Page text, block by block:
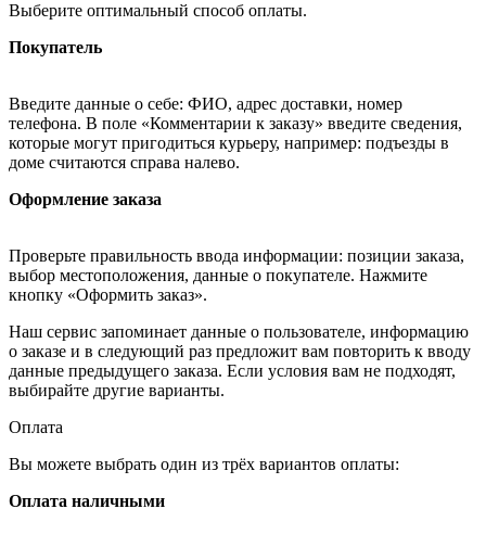
Выберите оптимальный способ оплаты.
Покупатель
Введите данные о себе: ФИО, адрес доставки, номер
телефона. В поле «Комментарии к заказу» введите сведения,
которые могут пригодиться курьеру, например: подъезды в
доме считаются справа налево.
Оформление заказа
Проверьте правильность ввода информации: позиции заказа,
выбор местоположения, данные о покупателе. Нажмите
кнопку «Оформить заказ».
Наш сервис запоминает данные о пользователе, информацию
о заказе и в следующий раз предложит вам повторить к вводу
данные предыдущего заказа. Если условия вам не подходят,
выбирайте другие варианты.
Оплата
Вы можете выбрать один из трёх вариантов оплаты:
Оплата наличными